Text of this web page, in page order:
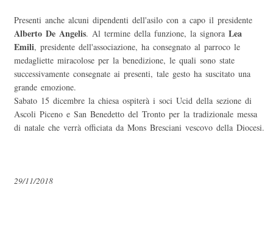
Presenti anche alcuni dipendenti dell'asilo con a capo il presidente
Alberto De Angelis. Al termine della funzione, la signora Lea
Emili, presidente dell'associazione, ha consegnato al parroco le
medagliette miracolose per la benedizione, le quali sono state
successivamente consegnate ai presenti, tale gesto ha suscitato una
grande emozione.
Sabato 15 dicembre la chiesa ospiterà i soci Ucid della sezione di
Ascoli Piceno e San Benedetto del Tronto per la tradizionale messa
di natale che verrà officiata da Mons Bresciani vescovo della Diocesi.
29/11/2018